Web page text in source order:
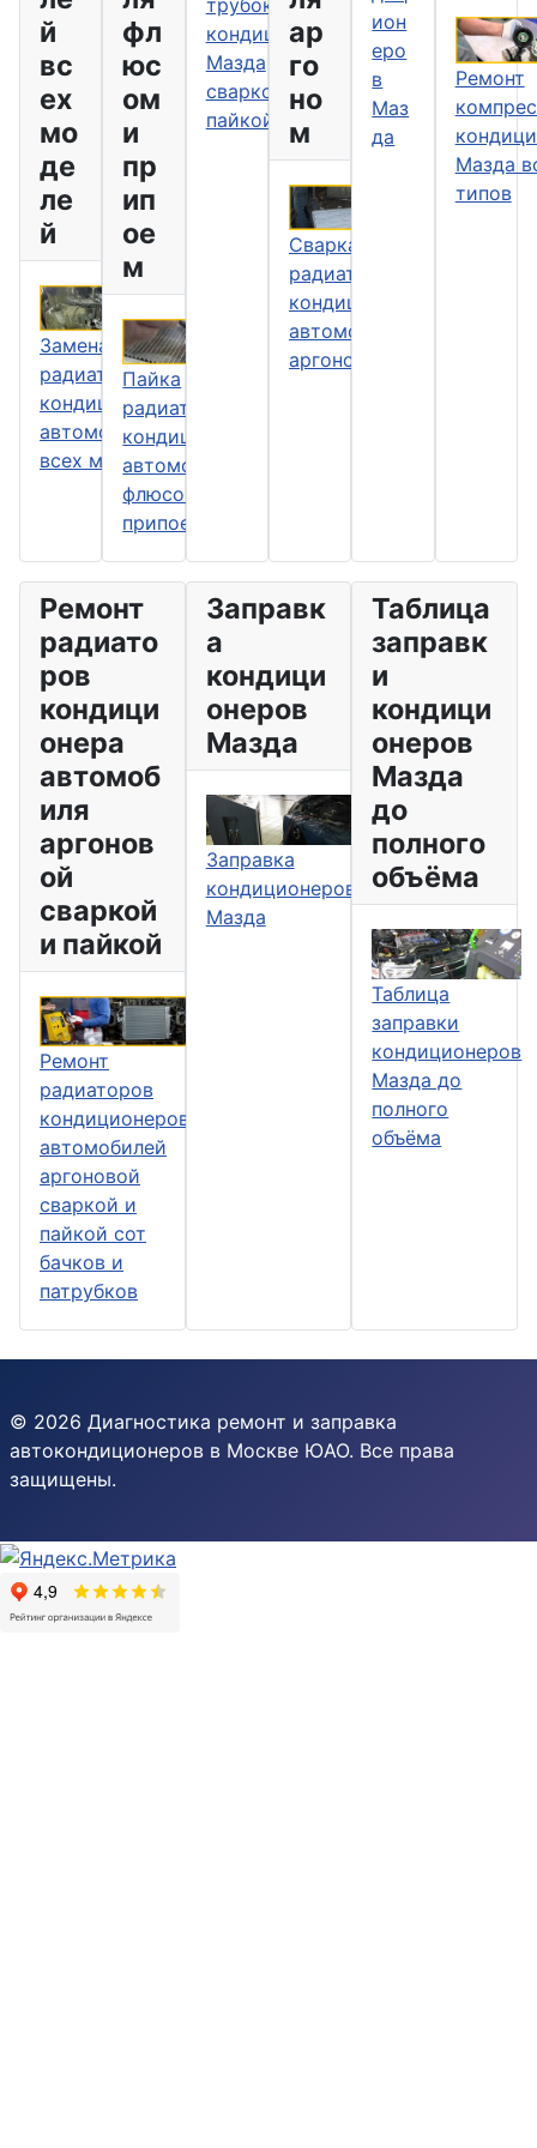
й
вс
ех
мо
де
ле
й
Замена
радиаторов
кондиционера
автомобилей
всех моделей
фл
юс
ом
и
пр
ип
ое
м
Пайка
радиатора
кондиционера
автомобиля
флюсом и
припоем
трубок
кондиционера
Мазда
сваркой и
пайкой.
ар
го
но
м
Сварка
радиатора
кондиционера
автомобиля
аргоном
ион
еро
в
Маз
да
Ремонт
Мазда
типов
Ремонт
радиато
ров
кондици
онера
автомоб
иля
аргонов
ой
сваркой
и пайкой
Ремонт
радиаторов
кондиционеров
автомобилей
аргоновой
сваркой и
пайкой сот
бачков и
патрубков
Заправк
а
кондици
онеров
Мазда
Заправка
кондиционеров
Мазда
Таблица
заправк
и
кондици
онеров
Мазда
до
полного
объёма
Таблица
заправки
кондиционеров
Мазда до
полного
объёма
© 2026 Диагностика ремонт и заправка
автокондиционеров в Москве ЮАО. Все права
защищены.